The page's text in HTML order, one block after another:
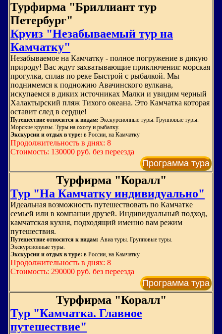
Турфирма "Бриллиант тур
Петербург"
Круиз "Незабываемый тур на
Камчатку"
Незабываемое на Камчатку - полное погружение в дикую
природу! Вас ждут захватывающие приключения: морская
прогулка, сплав по реке Быстрой с рыбалкой. Мы
поднимемся к подножию Авачинского вулкана,
искупаемся в диких источниках Малки и увидим черный
Халактырский пляж Тихого океана. Это Камчатка которая
оставит след в сердце!
Путешествие относится к видам: Экскурсионные туры. Групповые туры.
Морские круизы. Туры на охоту и рыбалку.
Экскурсии и отдых в туре: в России, на Камчатку
Продолжительность в днях: 8
Стоимость: 130000 руб. без переезда
Программа тура
Турфирма "Коралл"
Тур "На Камчатку индивидуально"
Идеальная возможность путешествовать по Камчатке
семьей или в компании друзей. Индивидуальный подход,
камчатская кухня, подходящий именно вам режим
путешествия.
Путешествие относится к видам: Авиа туры. Групповые туры.
Экскурсионные туры.
Экскурсии и отдых в туре: в России, на Камчатку
Продолжительность в днях: 8
Стоимость: 290000 руб. без переезда
Программа тура
Турфирма "Коралл"
Тур "Камчатка. Главное
путешествие"